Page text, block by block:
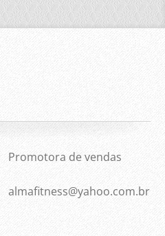
Promotora de vendas
almafitness@yahoo.com.br